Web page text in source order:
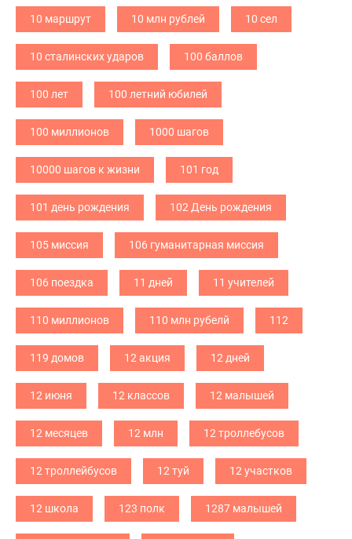
10 маршрут 10 млн рублей 10 сел
10 сталинских ударов 100 баллов
100 лет 100 летний юбилей
100 миллионов 1000 шагов
10000 шагов к жизни 101 год
101 день рождения 102 День рождения
105 миссия 106 гуманитарная миссия
106 поездка 11 дней 11 учителей
110 миллионов 110 млн рубелй 112
119 домов 12 акция 12 дней
12 июня 12 классов 12 малышей
12 месяцев 12 млн 12 троллебусов
12 троллейбусов 12 туй 12 участков
12 школа 123 полк 1287 малышей